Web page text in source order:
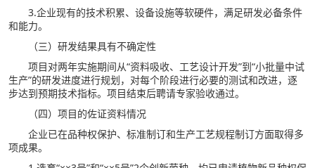
3.企业现有的技术积累、设备设施等软硬件，满足研发必备条件
和能力。
（三）研发结果具有不确定性
项目对两年实施期间从“资料吸收、工艺设计开发”到“小批量中试
生产”的研发进度进行规划，对每个阶段进行必要的测试和改进，逐
步达到预期技术指标。项目结束后聘请专家验收通过。
（四）项目的佐证资料情况
企业已在品种权保护、标准制订和生产工艺规程制订方面取得多
项成果。